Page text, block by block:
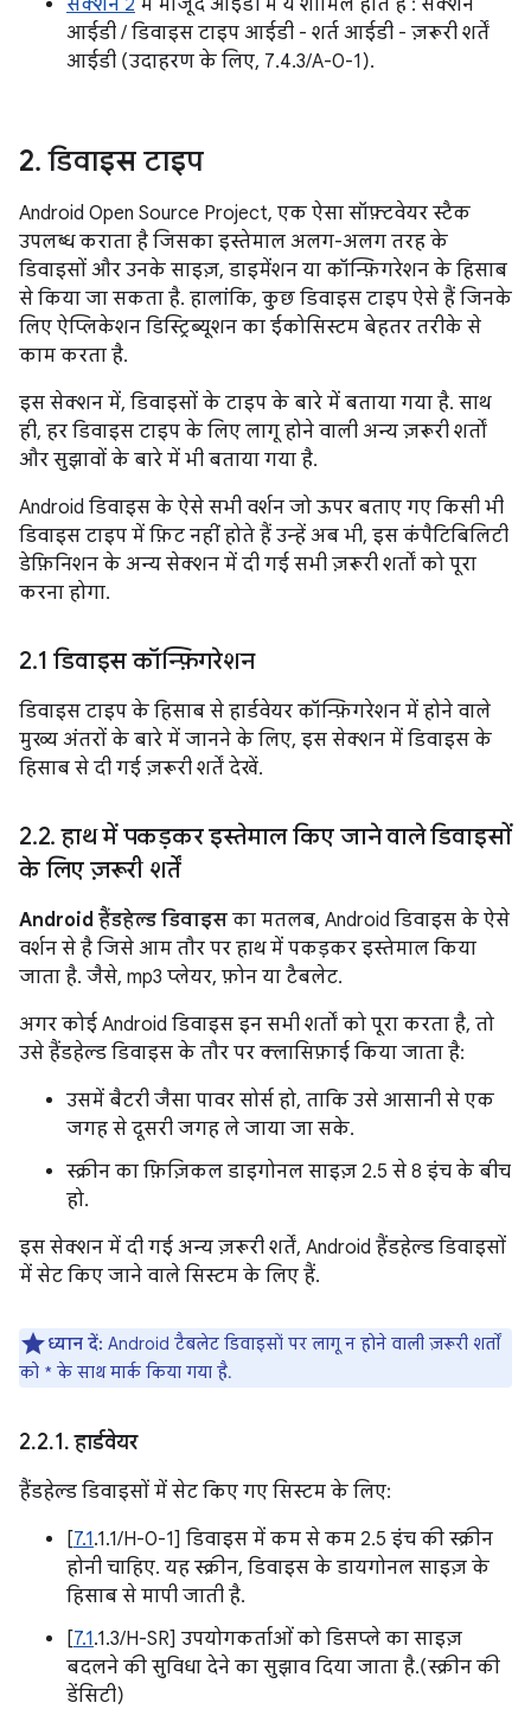
सेक्शन 2 में मौजूद आईडी में ये शामिल होते हैं : सेक्शन
आईडी / डिवाइस टाइप आईडी - शर्त आईडी - ज़रूरी शर्तें
आईडी (उदाहरण के लिए, 7.4.3/A-0-1).
2. डिवाइस टाइप
Android Open Source Project, एक ऐसा सॉफ़्टवेयर स्टैक
उपलब्ध कराता है जिसका इस्तेमाल अलग-अलग तरह के
डिवाइसों और उनके साइज़, डाइमेंशन या कॉन्फ़िगरेशन के हिसाब
से किया जा सकता है. हालांकि, कुछ डिवाइस टाइप ऐसे हैं जिनके
लिए ऐप्लिकेशन डिस्ट्रिब्यूशन का ईकोसिस्टम बेहतर तरीके से
काम करता है.
इस सेक्शन में, डिवाइसों के टाइप के बारे में बताया गया है. साथ
ही, हर डिवाइस टाइप के लिए लागू होने वाली अन्य ज़रूरी शर्तों
और सुझावों के बारे में भी बताया गया है.
Android डिवाइस के ऐसे सभी वर्शन जो ऊपर बताए गए किसी भी
डिवाइस टाइप में फ़िट नहीं होते हैं उन्हें अब भी, इस कंपैटिबिलिटी
डेफ़िनिशन के अन्य सेक्शन में दी गई सभी ज़रूरी शर्तों को पूरा
करना होगा.
2.1 डिवाइस कॉन्फ़िगरेशन
डिवाइस टाइप के हिसाब से हार्डवेयर कॉन्फ़िगरेशन में होने वाले
मुख्य अंतरों के बारे में जानने के लिए, इस सेक्शन में डिवाइस के
हिसाब से दी गई ज़रूरी शर्तें देखें.
2.2. हाथ में पकड़कर इस्तेमाल किए जाने वाले डिवाइसों
के लिए ज़रूरी शर्तें
Android हैंडहेल्ड डिवाइस का मतलब, Android डिवाइस के ऐसे
वर्शन से है जिसे आम तौर पर हाथ में पकड़कर इस्तेमाल किया
जाता है. जैसे, mp3 प्लेयर, फ़ोन या टैबलेट.
अगर कोई Android डिवाइस इन सभी शर्तों को पूरा करता है, तो
उसे हैंडहेल्ड डिवाइस के तौर पर क्लासिफ़ाई किया जाता है:
उसमें बैटरी जैसा पावर सोर्स हो, ताकि उसे आसानी से एक
जगह से दूसरी जगह ले जाया जा सके.
स्क्रीन का फ़िज़िकल डाइगोनल साइज़ 2.5 से 8 इंच के बीच
हो.
इस सेक्शन में दी गई अन्य ज़रूरी शर्तें, Android हैंडहेल्ड डिवाइसों
में सेट किए जाने वाले सिस्टम के लिए हैं.
ध्यान दें: Android टैबलेट डिवाइसों पर लागू न होने वाली ज़रूरी शर्तों
को * के साथ मार्क किया गया है.
2.2.1.हार्डवेयर
हैंडहेल्ड डिवाइसों में सेट किए गए सिस्टम के लिए:
[7.1.1.1/H-0-1] डिवाइस में कम से कम 2.5 इंच की स्क्रीन
होनी चाहिए. यह स्क्रीन, डिवाइस के डायगोनल साइज़ के
हिसाब से मापी जाती है.
[7.1.1.3/H-SR] उपयोगकर्ताओं को डिसप्ले का साइज़
बदलने की सुविधा देने का सुझाव दिया जाता है.(स्क्रीन की
डेंसिटी)